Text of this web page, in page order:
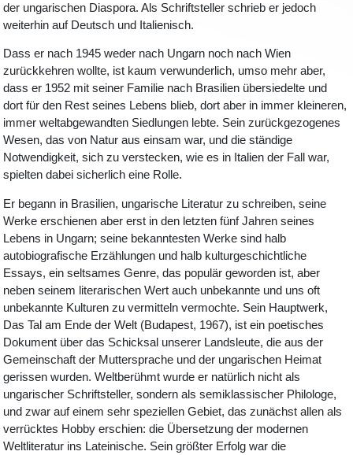
der ungarischen Diaspora. Als Schriftsteller schrieb er jedoch
weiterhin auf Deutsch und Italienisch.
Dass er nach 1945 weder nach Ungarn noch nach Wien
zurückkehren wollte, ist kaum verwunderlich, umso mehr aber,
dass er 1952 mit seiner Familie nach Brasilien übersiedelte und
dort für den Rest seines Lebens blieb, dort aber in immer kleineren,
immer weltabgewandten Siedlungen lebte. Sein zurückgezogenes
Wesen, das von Natur aus einsam war, und die ständige
Notwendigkeit, sich zu verstecken, wie es in Italien der Fall war,
spielten dabei sicherlich eine Rolle.
Er begann in Brasilien, ungarische Literatur zu schreiben, seine
Werke erschienen aber erst in den letzten fünf Jahren seines
Lebens in Ungarn; seine bekanntesten Werke sind halb
autobiografische Erzählungen und halb kulturgeschichtliche
Essays, ein seltsames Genre, das populär geworden ist, aber
neben seinem literarischen Wert auch unbekannte und uns oft
unbekannte Kulturen zu vermitteln vermochte. Sein Hauptwerk,
Das Tal am Ende der Welt (Budapest, 1967), ist ein poetisches
Dokument über das Schicksal unserer Landsleute, die aus der
Gemeinschaft der Muttersprache und der ungarischen Heimat
gerissen wurden. Weltberühmt wurde er natürlich nicht als
ungarischer Schriftsteller, sondern als semiklassischer Philologe,
und zwar auf einem sehr speziellen Gebiet, das zunächst allen als
verrücktes Hobby erschien: die Übersetzung der modernen
Weltliteratur ins Lateinische. Sein größter Erfolg war die